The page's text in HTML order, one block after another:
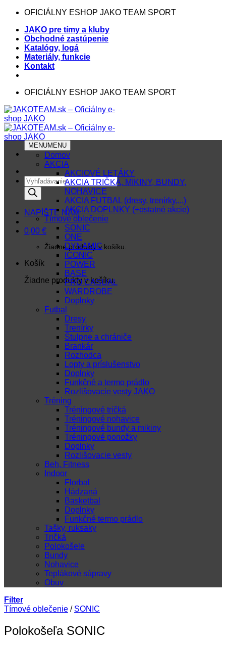
Skip
content
OFICIÁLNY ESHOP JAKO TEAM SPORT
JAKO pre tímy a kluby
Obchodné zastúpenie
Katalógy, logá
Materiály, funkcie
Kontakt
OFICIÁLNY ESHOP JAKO TEAM SPORT
Products
search
NAPÍŠTE NÁM
0,00 €
Žiadne produkty v košíku.
Košík
Žiadne produkty v košíku.
MENUMENU
Domov
AKCIA
AKCIOVÉ LETÁKY
AKCIA TRIČKÁ, MIKINY, BUNDY,
NOHAVICE
AKCIA FUTBAL (dresy, trenírky,...)
AKCIA DOPLNKY (+ostatné akcie)
Tímové oblečenie
SONIC
ONE
DYNAMIC
ICONIC
POWER
BASE
PRO CASUAL
WARDROBE
Doplnky
Futbal
Dresy
Trenírky
Štulpne a chrániče
Brankár
Rozhodca
Lopty a príslušenstvo
Doplnky
Funkčné a termo prádlo
Rozlišovacie vesty JAKO
Tréning
Tréningové tričká
Tréningové nohavice
Tréningové bundy a mikiny
Tréningové ponožky
Doplnky
Rozlišovacie vesty
Beh, Fitness
Indoor
Florbal
Hádzaná
Basketbal
Doplnky
Funkčné termo prádlo
Tašky, ruksaky
Tričká
Polokošele
Bundy
Nohavice
Teplákové súpravy
Obuv
Filter
Tímové oblečenie / SONIC
Polokošeľa SONIC